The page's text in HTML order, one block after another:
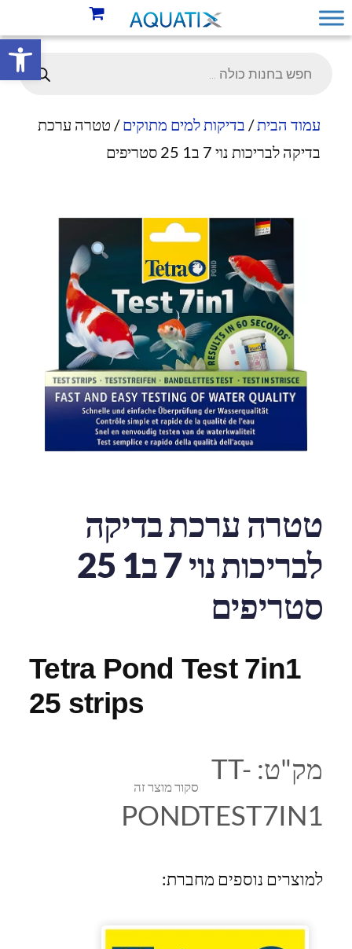
פתח
עמוד הבית/ בדיקות למים מתוקים/ טטרה ערכת
בדיקה לבריכות נוי 7 ב1 25 סטריפים
טטרה ערכת בדיקה
לבריכות נוי 7 ב1 25
סטריפים
Tetra Pond Test 7in1
25 strips
סקור מוצר זה
מק"ט: TT-
PONDTEST7IN1
למוצרים נוספים מחברת: